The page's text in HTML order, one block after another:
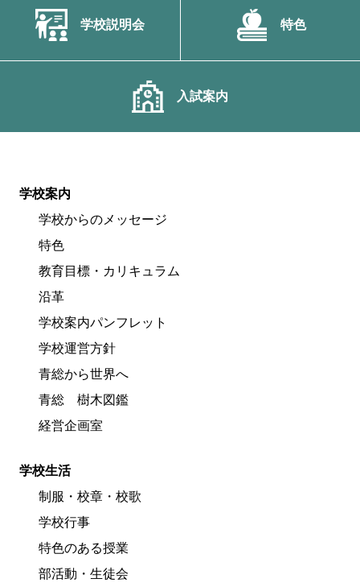
学校説明会 特色
入試案内
学校案内
学校からのメッセージ
特色
教育目標・カリキュラム
沿革
学校案内パンフレット
学校運営方針
青総から世界へ
青総 樹木図鑑
経営企画室
学校生活
制服・校章・校歌
学校行事
特色のある授業
部活動・生徒会